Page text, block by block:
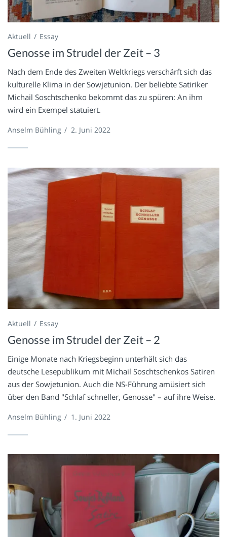
Aktuell Essay
Genosse im Strudel der Zeit – 3
Nach dem Ende des Zweiten Weltkriegs verschärft sich das
kulturelle Klima in der Sowjetunion. Der beliebte Satiriker
Michail Soschtschenko bekommt das zu spüren: An ihm
wird ein Exempel statuiert.
Anselm Bühling / 2. Juni 2022
Aktuell Essay
Genosse im Strudel der Zeit – 2
Einige Monate nach Kriegsbeginn unterhält sich das
deutsche Lesepublikum mit Michail Soschtschenkos Satiren
aus der Sowjetunion. Auch die NS-Führung amüsiert sich
über den Band "Schlaf schneller, Genosse" – auf ihre Weise.
Anselm Bühling / 1. Juni 2022